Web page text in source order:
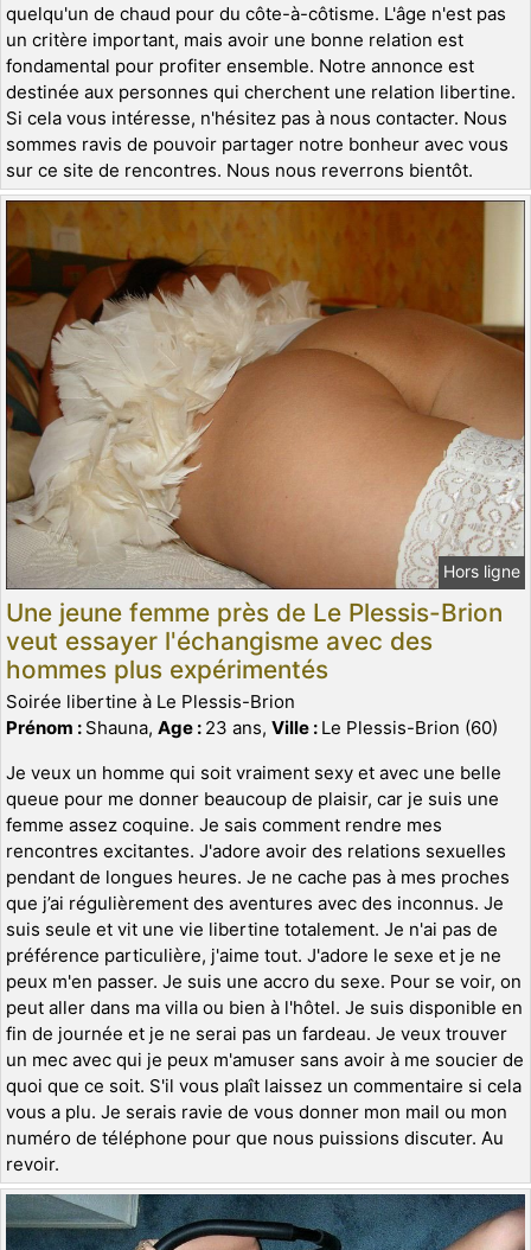
quelqu'un de chaud pour du côte-à-côtisme. L'âge n'est pas
un critère important, mais avoir une bonne relation est
fondamental pour profiter ensemble. Notre annonce est
destinée aux personnes qui cherchent une relation libertine.
Si cela vous intéresse, n'hésitez pas à nous contacter. Nous
sommes ravis de pouvoir partager notre bonheur avec vous
sur ce site de rencontres. Nous nous reverrons bientôt.
Hors ligne
Une jeune femme près de Le Plessis-Brion
veut essayer l'échangisme avec des
hommes plus expérimentés
Soirée libertine à Le Plessis-Brion
Prénom : Shauna, Age : 23 ans, Ville : Le Plessis-Brion (60)
Je veux un homme qui soit vraiment sexy et avec une belle
queue pour me donner beaucoup de plaisir, car je suis une
femme assez coquine. Je sais comment rendre mes
rencontres excitantes. J'adore avoir des relations sexuelles
pendant de longues heures. Je ne cache pas à mes proches
que j’ai régulièrement des aventures avec des inconnus. Je
suis seule et vit une vie libertine totalement. Je n'ai pas de
préférence particulière, j'aime tout. J'adore le sexe et je ne
peux m'en passer. Je suis une accro du sexe. Pour se voir, on
peut aller dans ma villa ou bien à l'hôtel. Je suis disponible en
fin de journée et je ne serai pas un fardeau. Je veux trouver
un mec avec qui je peux m'amuser sans avoir à me soucier de
quoi que ce soit. S'il vous plaît laissez un commentaire si cela
vous a plu. Je serais ravie de vous donner mon mail ou mon
numéro de téléphone pour que nous puissions discuter. Au
revoir.